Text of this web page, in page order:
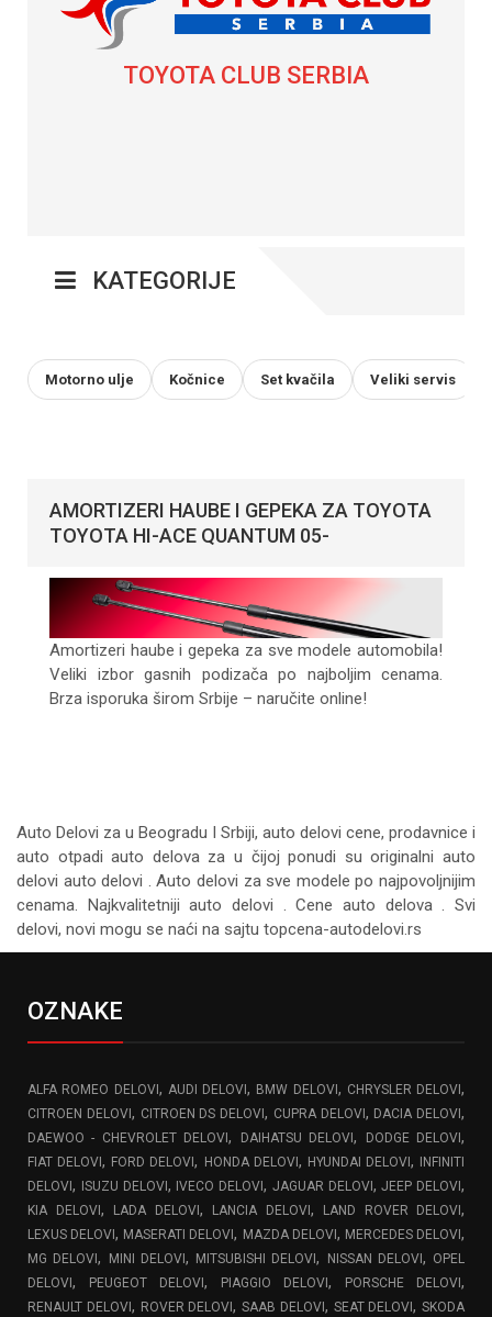
TOYOTA CLUB SERBIA
KATEGORIJE
Motorno ulje Kočnice Set kvačila Veliki servis
AMORTIZERI HAUBE I GEPEKA ZA TOYOTA
TOYOTA HI-ACE QUANTUM 05-
Amortizeri haube i gepeka za sve modele automobila!
Veliki izbor gasnih podizača po najboljim cenama.
Brza isporuka širom Srbije – naručite online!
Auto Delovi za u Beogradu I Srbiji, auto delovi cene, prodavnice i
auto otpadi auto delova za u čijoj ponudi su originalni auto
delovi auto delovi . Auto delovi za sve modele po najpovoljnijim
cenama. Najkvalitetniji auto delovi . Cene auto delova . Svi
delovi, novi mogu se naći na sajtu topcena-autodelovi.rs
OZNAKE
ALFA ROMEO DELOVI, AUDI DELOVI, BMW DELOVI, CHRYSLER DELOVI,
CITROEN DELOVI, CITROEN DS DELOVI, CUPRA DELOVI, DACIA DELOVI,
DAEWOO - CHEVROLET DELOVI, DAIHATSU DELOVI, DODGE DELOVI,
FIAT DELOVI, FORD DELOVI, HONDA DELOVI, HYUNDAI DELOVI, INFINITI
DELOVI, ISUZU DELOVI, IVECO DELOVI, JAGUAR DELOVI,JEEP DELOVI,
KIA DELOVI, LADA DELOVI, LANCIA DELOVI, LAND ROVER DELOVI,
LEXUS DELOVI, MASERATI DELOVI, MAZDA DELOVI, MERCEDES DELOVI,
MG DELOVI, MINI DELOVI, MITSUBISHI DELOVI, NISSAN DELOVI, OPEL
DELOVI, PEUGEOT DELOVI, PIAGGIO DELOVI, PORSCHE DELOVI,
RENAULT DELOVI, ROVER DELOVI, SAAB DELOVI, SEAT DELOVI, SKODA